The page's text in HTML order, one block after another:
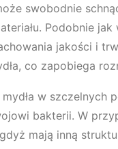
swobodnie
Podobnie
jakości i
co zapobiega
w szczelnych
bakterii. W
mają inną